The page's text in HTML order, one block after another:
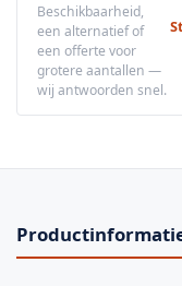
Beschikbaarheid,
een alternatief of
een offerte voor
grotere aantallen —
wij antwoorden snel.